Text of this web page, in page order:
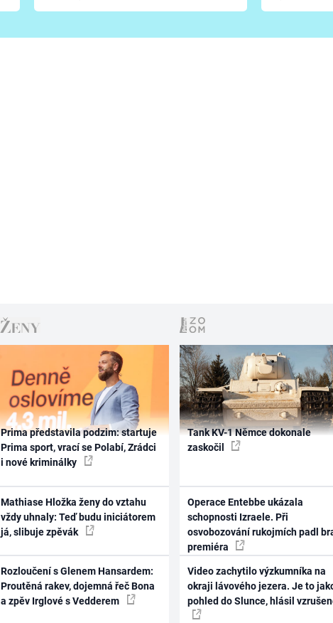
pondělí zábava
Prima představila podzim: startuje
Prima sport, vrací se Polabí, Zrádci
i nové kriminálky
Mathiase Hložka ženy do vztahu
vždy uhnaly: Teď budu iniciátorem
já, slibuje zpěvák
Rozloučení s Glenem Hansardem:
Proutěná rakev, dojemná řeč Bona
a zpěv Irglové s Vedderem
Tank KV-1 Němce dokonale
zaskočil
Operace Entebbe ukázala
schopnosti Izraele. Při
osvobozování rukojmích padl
premiéra
Video zachytilo výzkumníka na
okraji lávového jezera. Je to
pohled do Slunce, hlásil